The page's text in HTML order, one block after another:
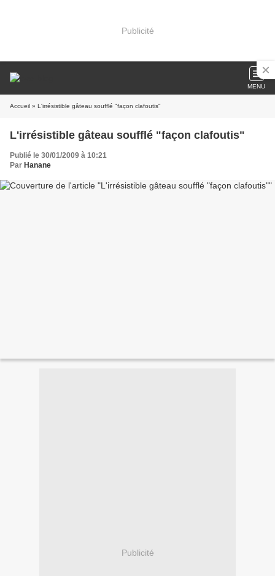
Publicité
MENU
Accueil » L'irrésistible gâteau soufflé "façon clafoutis"
L'irrésistible gâteau soufflé "façon clafoutis"
Publié le 30/01/2009 à 10:21
Par Hanane
Publicité